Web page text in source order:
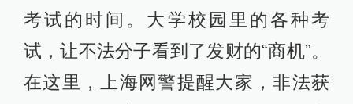
考试的时间。大学校园里的各种考
试，让不法分子看到了发财的“商机”。
在这里，上海网警提醒大家，非法获